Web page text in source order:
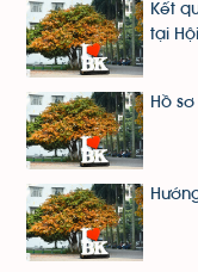
Kết
tại
Hồ